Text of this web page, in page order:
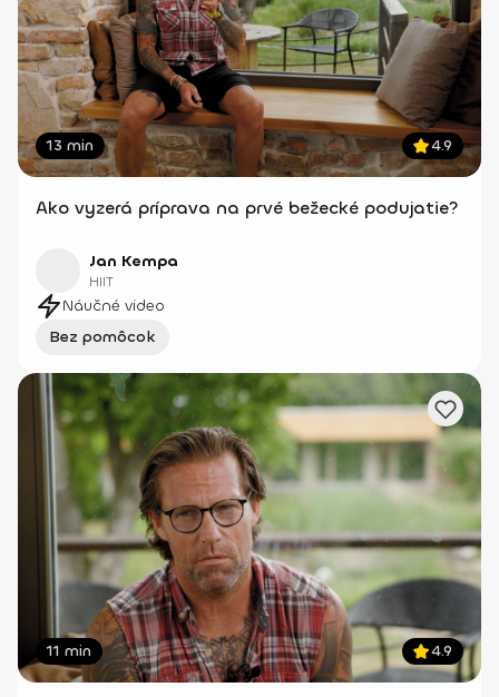
13 min 4.9
Ako vyzerá príprava na prvé bežecké podujatie?
Jan Kempa
HIIT
Náučné video
Bez pomôcok
11 min 4.9